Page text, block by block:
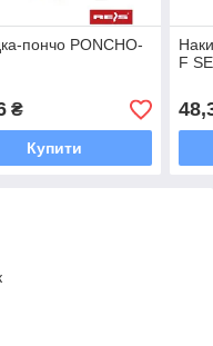
пончо PONCHO-
₴
Купити
F SE